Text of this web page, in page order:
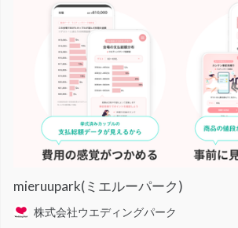
mieruupark(ミエルーパーク)
株式会社ウエディングパーク